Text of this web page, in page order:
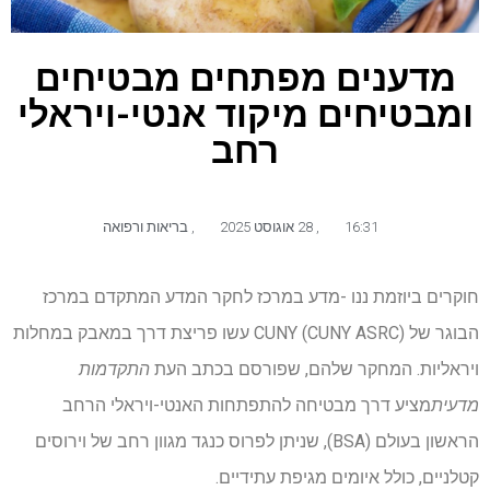
מדענים מפתחים מבטיחים
ומבטיחים מיקוד אנטי-ויראלי
רחב
16:31 בריאות ורפואה
חוקרים ביוזמת ננו -מדע במרכז לחקר המדע המתקדם במרכז
הבוגר של CUNY (CUNY ASRC) עשו פריצת דרך במאבק במחלות
ויראליות. המחקר שלהם, שפורסם בכתב העת התקדמות
מדעיתמציע דרך מבטיחה להתפתחות האנטי-ויראלי הרחב
הראשון בעולם (BSA), שניתן לפרוס כנגד מגוון רחב של וירוסים
קטלניים, כולל איומים מגיפת עתידיים.